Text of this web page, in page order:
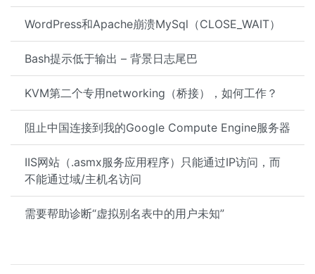
WordPress和Apache崩溃MySql（CLOSE_WAIT）
Bash提示低于输出 – 背景日志尾巴
KVM第二个专用networking（桥接），如何工作？
阻止中国连接到我的Google Compute Engine服务器
IIS网站（.asmx服务应用程序）只能通过IP访问，而
不能通过域/主机名访问
需要帮助诊断“虚拟别名表中的用户未知”